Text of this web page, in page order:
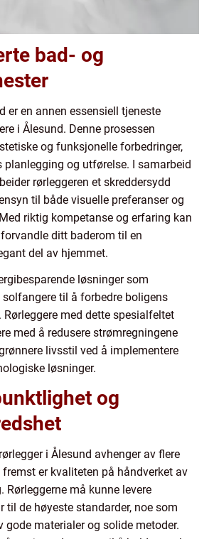
bad- og
er en annen essensiell tjeneste
i Ålesund. Denne prosessen
og funksjonelle forbedringer,
planlegging og utførelse. I samarbeid
rørleggeren et skreddersydd
til både visuelle preferanser og
riktig kompetanse og erfaring kan
ditt baderom til en
del av hjemmet.
løsninger som
til å forbedre boligens
med dette spesialfeltet
med å redusere strømregningene
livsstil ved å implementere
løsninger.
og
i Ålesund avhenger av flere
er kvaliteten på håndverket av
Rørleggerne må kunne levere
til de høyeste standarder, noe som
gode materialer og solide metoder.